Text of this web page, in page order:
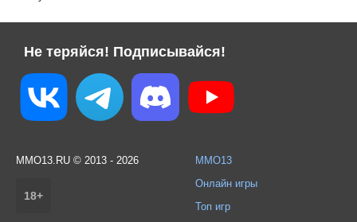
Не теряйся! Подписывайся!
MMO13.RU © 2013 - 2026
18+
MMO13
Онлайн игры
Топ игр